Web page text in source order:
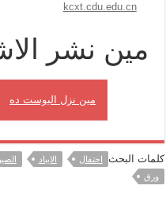
kcxt.cdu.edu.cn
مين نشر
مين نزل البوست ده
كلمات البحث احتفال الايباد
ورق